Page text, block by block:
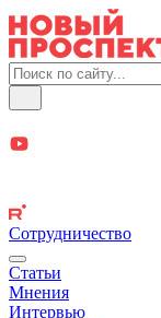
Сотрудничество
Статьи
Мнения
Интервью